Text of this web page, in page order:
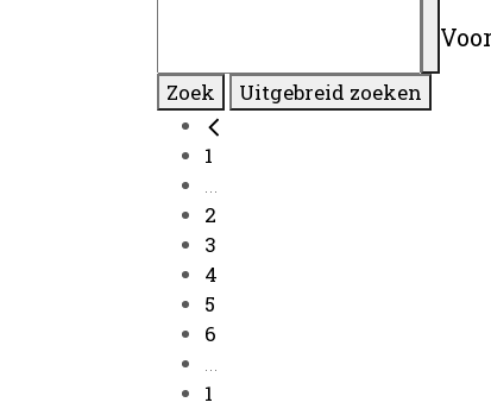
Zoek Uitgebreid zoeken
1
...
2
3
4
5
6
...
1